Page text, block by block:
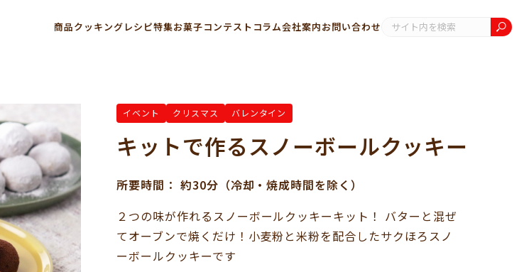
商品クッキングレシピ特集お菓子コンテスト コラム会社案内お問い合わせ
イベント クリスマス バレンタイン
キットで作るスノーボールクッキー
所要時間： 約30分（冷却・焼成時間を除く）
２つの味が作れるスノーボールクッキーキット！ バターと混ぜ
てオーブンで焼くだけ！小麦粉と米粉を配合したサクほろスノ
ーボールクッキーです